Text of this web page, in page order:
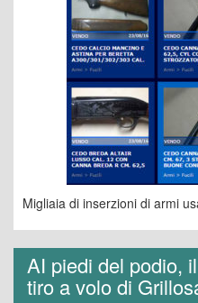
Migliaia di inserzioni di armi
AI piedi del podio,
tiro a volo di